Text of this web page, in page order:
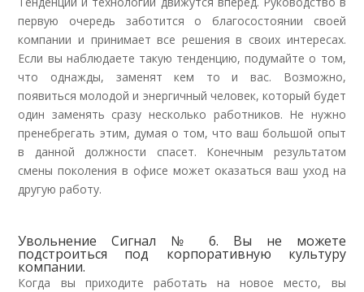
первую очередь заботится о благосостоянии своей
компании и принимает все решения в своих интересах.
Если вы наблюдаете такую тенденцию, подумайте о том,
что однажды, заменят кем то и вас. Возможно,
появиться молодой и энергичный человек, который будет
один заменять сразу несколько работников. Не нужно
пренебрегать этим, думая о том, что ваш большой опыт
в данной должности спасет. Конечным результатом
смены поколения в офисе может оказаться ваш уход на
другую работу.
Увольнение Сигнал № 6. Вы не можете
подстроиться под корпоративную культуру
компании.
Когда вы приходите работать на новое место, вы